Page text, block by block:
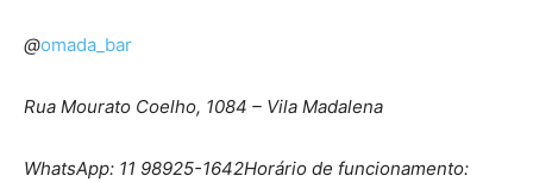
@omada_bar
Rua Mourato Coelho, 1084 – Vila Madalena
WhatsApp: 11 98925-1642Horário de funcionamento: